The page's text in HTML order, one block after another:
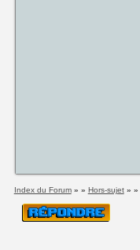
Index du Forum» » Hors-sujet» »